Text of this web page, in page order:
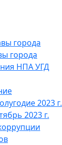
города
города
НПА УГД
2023 г.
2023 г.